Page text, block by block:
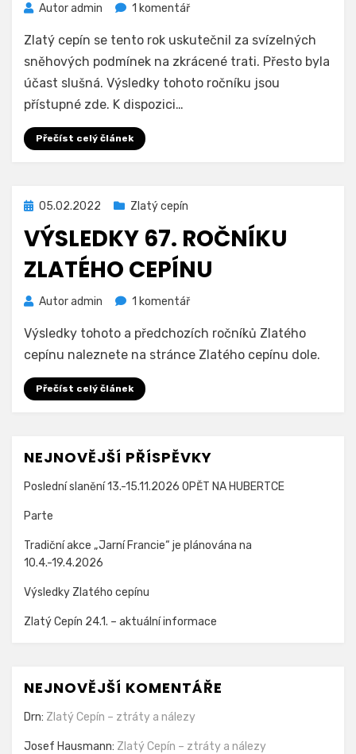
Autoradmin 1 komentářu
s
názvem
Výsledky
Zlatý cepín se tento rok uskutečnil za svízelných
sněhových podmínek na zkrácené trati. Přesto byla
účast slušná. Výsledky tohoto ročníku jsou
přístupné zde. K dispozici…
Přečíst celý článek
Zveřejněno
05.02.2022 Zlatý cepín
VÝSLEDKY 67. ROČNÍKU
ZLATÉHO CEPÍNU
Autoradmin 1 komentářu
s
názvem
Výsledky tohoto a předchozích ročníků Zlatého
cepínu naleznete na stránce Zlatého cepínu dole.
Přečíst celý článek
NEJNOVĚJŠÍ PŘÍSPĚVKY
Poslední slanění 13.-15.11.2026 OPĚT NA HUBERTCE
Parte
Tradiční akce „Jarní Francie“ je plánována na
10.4.-19.4.2026
Výsledky Zlatého cepínu
Zlatý Cepín 24.1. – aktuální informace
NEJNOVĚJŠÍ KOMENTÁŘE
Drn: Zlatý Cepín – ztráty a nálezy
Josef Hausmann: Zlatý Cepín – ztráty a nálezy